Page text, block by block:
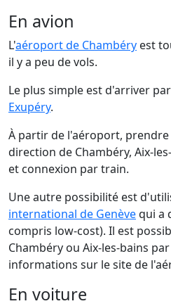
En avion
L'aéroport de Chambéry est
il y a peu de vols.
Le plus simple est d'arriver
Exupéry.
À partir de l'aéroport, prendre
direction de Chambéry, Aix-
et connexion par train.
Une autre possibilité est
international de Genèvequi a
compris low-cost). Il est
Chambéry ou Aix-les-bains
informations sur le site de
En voiture